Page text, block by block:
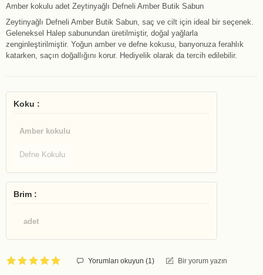
Amber kokulu adet Zeytinyağlı Defneli Amber Butik Sabun
Zeytinyağlı Defneli Amber Butik Sabun, saç ve cilt için ideal bir seçenek.
Geleneksel Halep sabunundan üretilmiştir, doğal yağlarla
zenginleştirilmiştir. Yoğun amber ve defne kokusu, banyonuza ferahlık
katarken, saçın doğallığını korur. Hediyelik olarak da tercih edilebilir.
Koku :
Amber kokulu
Defne Kokulu
Brim :
adet
Yorumları okuyun (1 ) Bir yorum yazın